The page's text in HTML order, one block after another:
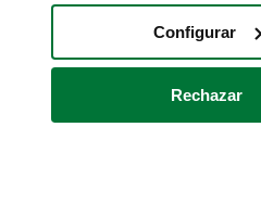
Configurar
Rechazar